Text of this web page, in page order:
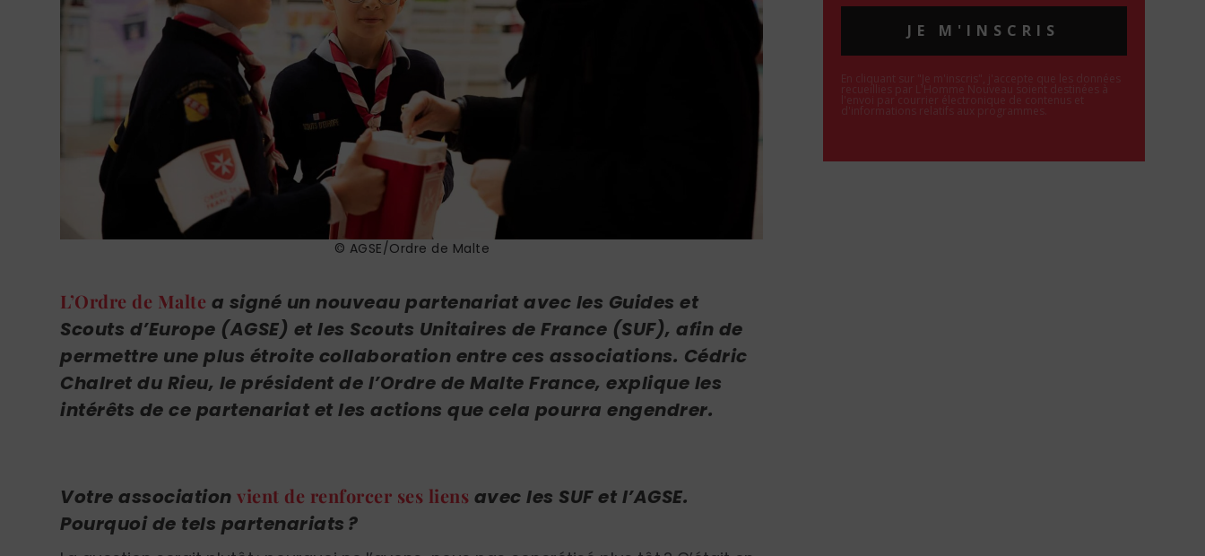
© AGSE/Ordre de Malte
L’Ordre de Malte a signé un nouveau partenariat avec les Guides et
Scouts d’Europe (AGSE) et les Scouts Unitaires de France (SUF), afin de
permettre une plus étroite collaboration entre ces associations. Cédric
Chalret du Rieu, le président de l’Ordre de Malte France, explique les
intérêts de ce partenariat et les actions que cela pourra engendrer.
Votre associationvient de renforcer ses liens avec les SUF et l’AGSE.
Pourquoi de tels partenariats ?
JE M'INSCRIS
En cliquant sur "Je m'inscris", j'accepte que les données
recueillies par L'Homme Nouveau soient destinées à
l'envoi par courrier électronique de contenus et
d'informations relatifs aux programmes.